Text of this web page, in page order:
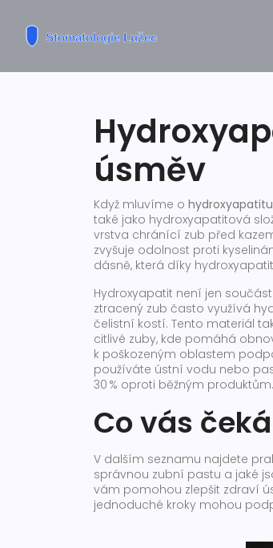
úsměv
Když mluvíme o hydroxyapatitu
také jako hydroxyapatitová
vrstva chránící zub před
zvyšuje odolnost proti
dásně, která díky
Hydroxyapatit není jen
ztracený zub často využívá
čelistní kostí. Tento materiál
citlivé zuby, kde pomáhá
k poškozeným oblastem
používáte ústní vodu nebo
30 % oproti běžným produktům.
Co vás
V dalším seznamu najdete
správnou zubní pastu a jaké
vám pomohou zlepšit zdraví
jednoduché kroky mohou